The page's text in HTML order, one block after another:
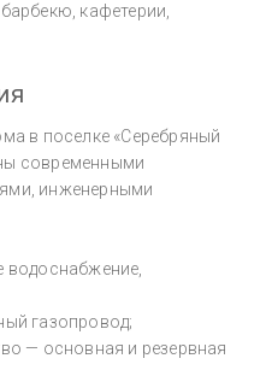
кафетерии,
в поселке «Серебряный
современными
инженерными
водоснабжение,
газопровод;
— основная и резервная